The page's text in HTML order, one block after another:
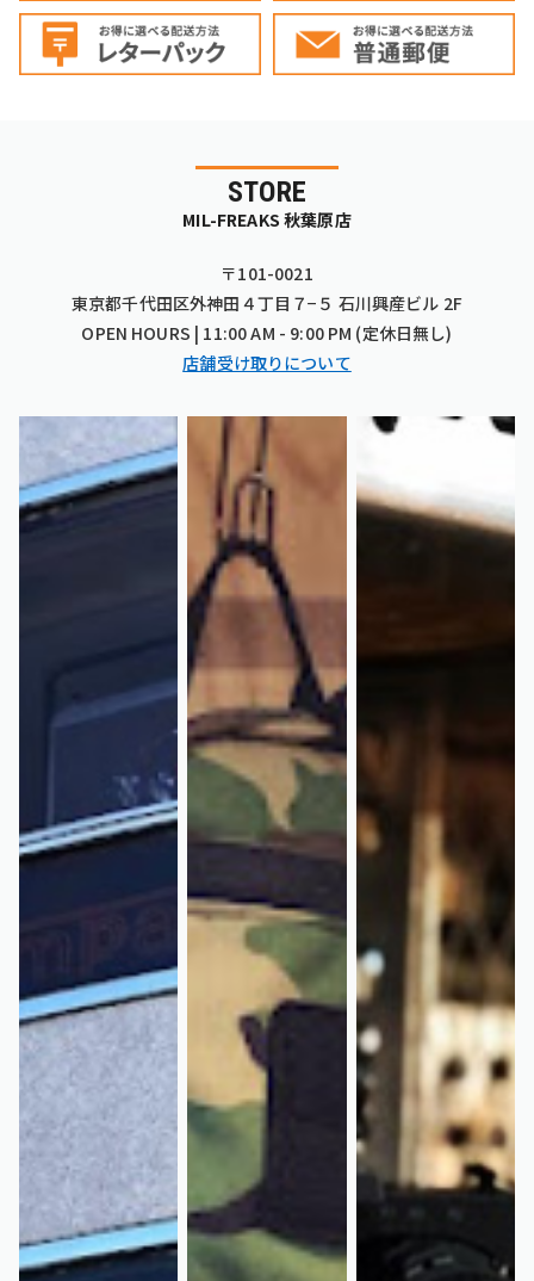
STORE
MIL-FREAKS 秋葉原店
〒101-0021
東京都千代田区外神田４丁目７−５ 石川興産ビル 2F
OPEN HOURS | 11:00 AM - 9:00 PM (定休日無し)
店舗受け取りについて